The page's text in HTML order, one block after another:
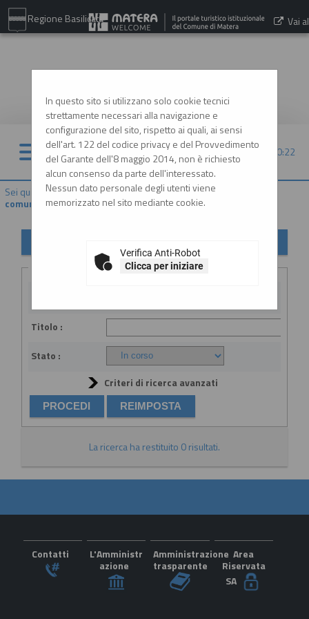
Regione Basilicata Vai al
06/08/2026 20:22
Sei qui: Home»Atti e documenti di carattere generale r...
comunicazioni e atti di caratter...
In questo sito si utilizzano solo cookie tecnici
strettamente necessari alla navigazione e
configurazione del sito, rispetto ai quali, ai sensi
dell'art. 122 del codice privacy e del Provvedimento
del Garante dell'8 maggio 2014, non è richiesto
alcun consenso da parte dell'interessato.
Nessun dato personale degli utenti viene
memorizzato nel sito mediante cookie.
Verifica Anti-Robot
Clicca per iniziare
Criteri di ricerca
Titolo :
Stato :
Criteri di ricerca avanzati
La ricerca ha restituito 0 risultati.
Contatti
L'Amministr
azione
Amministrazione
trasparente
Area
Riservata
SA